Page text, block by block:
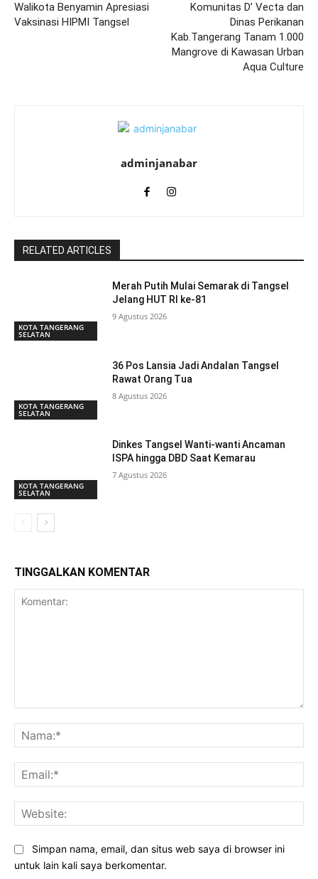
Walikota Benyamin Apresiasi
Vaksinasi HIPMI Tangsel
Komunitas D’ Vecta dan
Dinas Perikanan
Kab.Tangerang Tanam 1.000
Mangrove di Kawasan Urban
Aqua Culture
adminjanabar
RELATED ARTICLES
KOTA TANGERANG
SELATAN
Merah Putih Mulai Semarak di Tangsel
Jelang HUT RI ke-81
9 Agustus 2026
KOTA TANGERANG
SELATAN
36 Pos Lansia Jadi Andalan Tangsel
Rawat Orang Tua
8 Agustus 2026
KOTA TANGERANG
SELATAN
Dinkes Tangsel Wanti-wanti Ancaman
ISPA hingga DBD Saat Kemarau
7 Agustus 2026
TINGGALKAN KOMENTAR
Simpan nama, email, dan situs web saya di browser ini
untuk lain kali saya berkomentar.